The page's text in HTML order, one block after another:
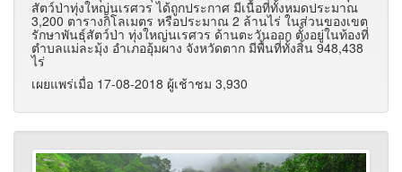
สัตว์ป่าทุ่งใหญ่นเรศวร ได้ถูกประกาศ มีเนื้อที่ทั้งหมดประมาณ
3,200 ตารางกิโลเมตร หรือประมาณ 2 ล้านไร่ ในส่วนของเขต
รักษาพันธุ์สัตว์ป่า ทุ่งใหญ่นเรศวร ด้านตะวันออก ตั้งอยู่ในท้องที่
ตำบลแม่ละมุ้ง อำเภออุ้มผาง จังหวัดตาก มีพื้นที่ทั้งสิ้น 948,438
ไร่
เผยแพร่เมื่อ 17-08-2018 ผู้เช้าชม 3,930